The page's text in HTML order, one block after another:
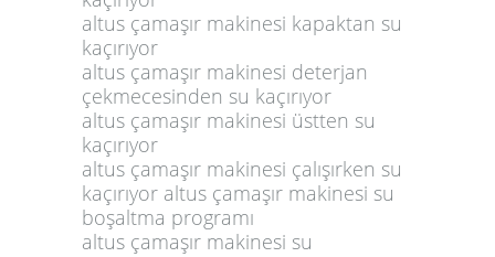
altus çamaşır makinesi kapaktan su
kaçırıyor
altus çamaşır makinesi deterjan
çekmecesinden su kaçırıyor
altus çamaşır makinesi üstten su
kaçırıyor
altus çamaşır makinesi çalışırken su
kaçırıyor altus çamaşır makinesi su
boşaltma programı
altus çamaşır makinesi su